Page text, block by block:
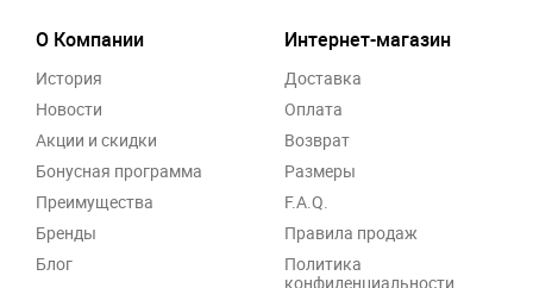
О Компании
История
Новости
Акции и скидки
Бонусная программа
Преимущества
Бренды
Блог
Интернет-магазин
Доставка
Оплата
Возврат
Размеры
F.A.Q.
Правила продаж
Политика
конфиденциальности